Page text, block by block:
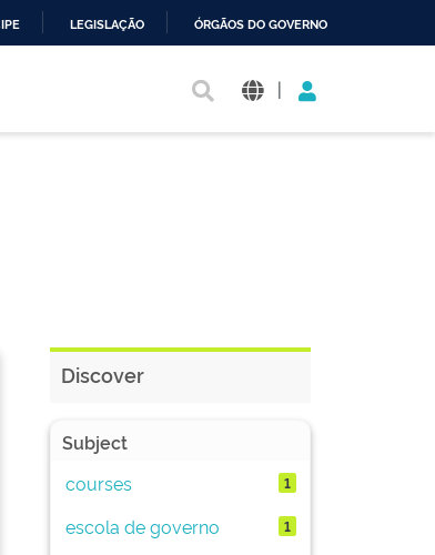
LEGISLAÇÃO ÓRGÃOS DO GOVERNO
|
Discover
Subject
courses
1
escola de governo 1